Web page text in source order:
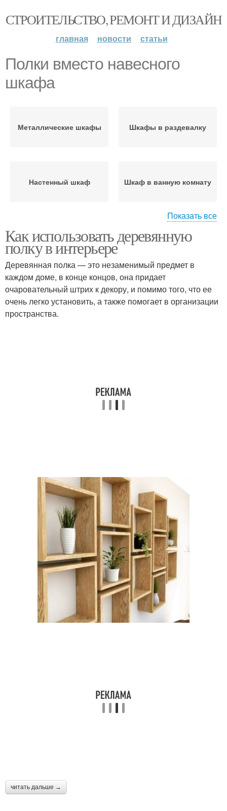
СТРОИТЕЛЬСТВО, РЕМОНТ И ДИЗАЙН
главная новости статьи
Полки вместо навесного
шкафа
Металлические шкафы Шкафы в раздевалку
Настенный шкаф Шкаф в ванную комнату
Шкафчик с полками Практичные полки
Полки для кухни Кухонные шкафы
Показать все
Как использовать деревянную
полку в интерьере
Деревянная полка — это незаменимый предмет в
каждом доме, в конце концов, она придает
очаровательный штрих к декору, и помимо того, что ее
очень легко установить, а также помогает в организации
пространства.
читать дальше →